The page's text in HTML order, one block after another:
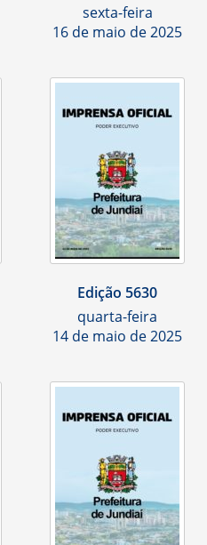
sexta-feira
16 de maio de 2025
Edição 5630
quarta-feira
14 de maio de 2025